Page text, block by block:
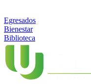
Egresados
Bienestar
Biblioteca